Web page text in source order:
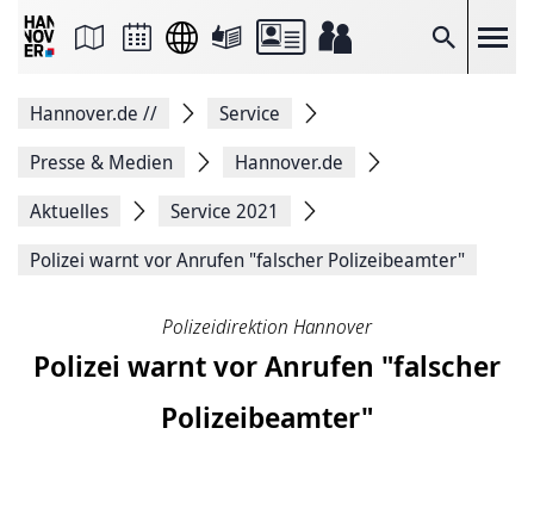
Suche
Seite
Facebook
teilen
Seitenlink
Seite
Hannover.de //
Service
Presse & Medien
Hannover.de
Aktuelles
Service 2021
Polizei warnt vor Anrufen "falscher Polizeibeamter"
Polizeidirektion Hannover
Polizei warnt vor Anrufen "falscher
Polizeibeamter"